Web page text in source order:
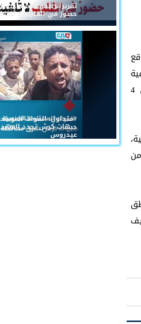
هجومية
وأكثر من 40 صاروخا، بما في ذلك صواريخ كينجال، على مدن أوكرانية، مما أسفر عن مقتل 4
وحشية،
صاروخا، من
تقريرالرئيس القائد
حضورٌ في القلوب لا
#متداول: القوات
جبهات كرش تجدد العهد
عيدروس